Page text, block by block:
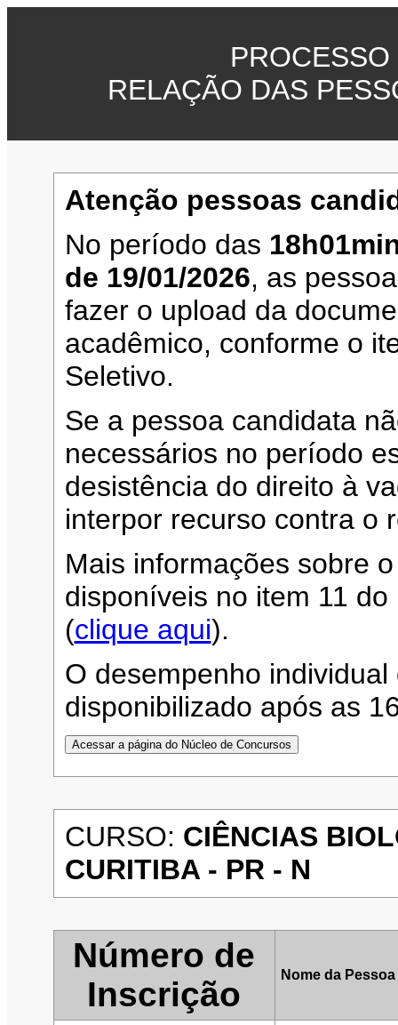
RELAÇÃO DAS
Atenção pessoas
No período das
de 19/01/2026, as
fazer o upload da
acadêmico, conforme o
Seletivo.
Se a pessoa candidata
necessários no período
desistência do direito à
interpor recurso contra o
Mais informações sobre
disponíveis no item 11
(clique aqui).
O desempenho
disponibilizado após as
CURSO: CIÊNCIAS
CURITIBA - PR - N
Número de
Inscrição
Nome da